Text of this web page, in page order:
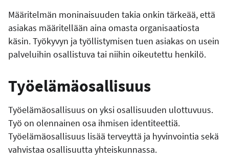
Määritelmän moninaisuuden takia onkin tärkeää, että
asiakas määritellään aina omasta organisaatiosta
käsin. Työkyvyn ja työllistymisen tuen asiakas on usein
palveluihin osallistuva tai niihin oikeutettu henkilö.
Työelämäosallisuus
Työelämäosallisuus on yksi osallisuuden ulottuvuus.
Työ on olennainen osa ihmisen identiteettiä.
Työelämäosallisuus lisää terveyttä ja hyvinvointia sekä
vahvistaa osallisuutta yhteiskunnassa.